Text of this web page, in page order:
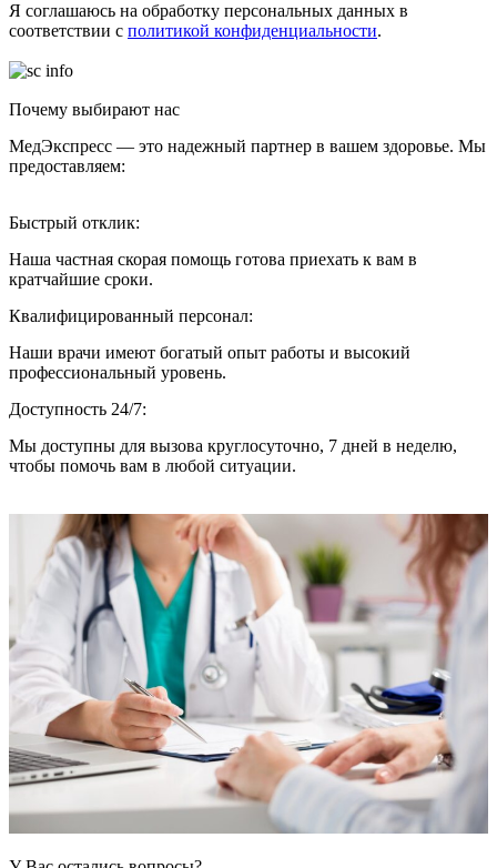
Я соглашаюсь на обработку персональных данных в
соответствии с политикой конфиденциальности.
Почему выбирают нас
МедЭкспресс — это надежный партнер в вашем здоровье. Мы
предоставляем:
Быстрый отклик:
Наша частная скорая помощь готова приехать к вам в
кратчайшие сроки.
Квалифицированный персонал:
Наши врачи имеют богатый опыт работы и высокий
профессиональный уровень.
Доступность 24/7:
Мы доступны для вызова круглосуточно, 7 дней в неделю,
чтобы помочь вам в любой ситуации.